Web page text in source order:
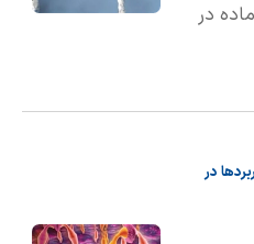
در
بیان
مایع
در